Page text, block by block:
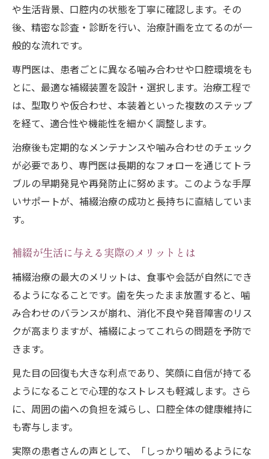
や生活背景、口腔内の状態を丁寧に確認します。その
後、精密な診査・診断を行い、治療計画を立てるのが一
般的な流れです。
専門医は、患者ごとに異なる噛み合わせや口腔環境をも
とに、最適な補綴装置を設計・選択します。治療工程で
は、型取りや仮合わせ、本装着といった複数のステップ
を経て、適合性や機能性を細かく調整します。
治療後も定期的なメンテナンスや噛み合わせのチェック
が必要であり、専門医は長期的なフォローを通じてトラ
ブルの早期発見や再発防止に努めます。このような手厚
いサポートが、補綴治療の成功と長持ちに直結していま
す。
補綴が生活に与える実際のメリットとは
補綴治療の最大のメリットは、食事や会話が自然にでき
るようになることです。歯を失ったまま放置すると、噛
み合わせのバランスが崩れ、消化不良や発音障害のリス
クが高まりますが、補綴によってこれらの問題を予防で
きます。
見た目の回復も大きな利点であり、笑顔に自信が持てる
ようになることで心理的なストレスも軽減します。さら
に、周囲の歯への負担を減らし、口腔全体の健康維持に
も寄与します。
実際の患者さんの声として、「しっかり噛めるようにな